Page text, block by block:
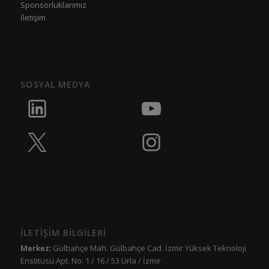
Sponsorluklarımız
İletişim
SOSYAL MEDYA
İLETİŞİM BİLGİLERİ
Merkez:Gülbahçe Mah. Gülbahçe Cad. İzmir Yüksek Teknoloji
Enstitüsü Apt. No: 1 / 16 / 53 Urla / İzmir